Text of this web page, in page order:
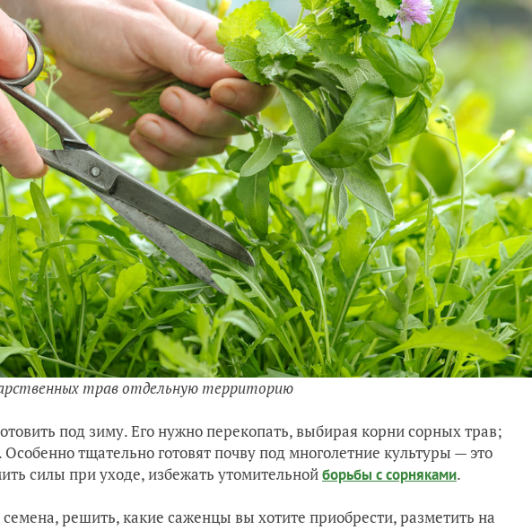
трав отдельную территорию
под зиму. Его нужно перекопать, выбирая корни сорных трав;
тщательно готовят почву под многолетние культуры — это
силы при уходе, избежать утомительнойборьбы с сорняками.
решить, какие саженцы вы хотите приобрести, разметить на